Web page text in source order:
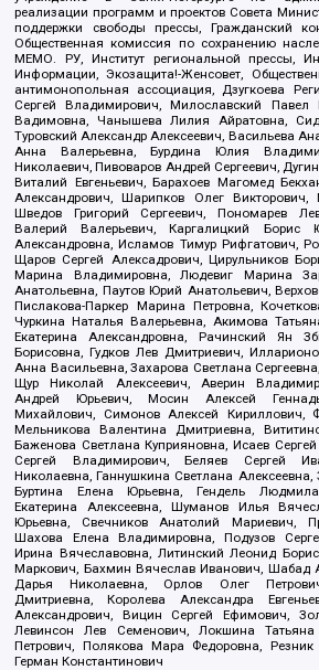
реализации программ и проектов Совета
поддержки свободы прессы, Гражданский
Общественная комиссия по сохранению
МЕМО. РУ, Институт региональной прессы,
Информации, Экозащита!-Женсовет,
антимонопольная ассоциация, Дзугкоева
Сергей Владимирович, Милославский
Вадимовна, Чанышева Лилия Айратовна,
Туровский Александр Алексеевич, Васильева
Анна Валерьевна, Бурдина Юлия
Николаевич, Пивоваров Андрей Сергеевич,
Виталий Евгеньевич, Барахоев Магомед
Александрович, Шарипков Олег
Шведов Григорий Сергеевич, Пономарев
Валерий Валерьевич, Каргалицкий Борис
Александровна, Исламов Тимур Рифгатович,
Щаров Сергей Алексадрович, Цирульников
Марина Владимировна, Людевиг Марина
Анатольевна, Паутов Юрий Анатольевич,
Пислакова-Паркер Марина Петровна,
Чуркина Наталья Валерьевна, Акимова
Екатерина Александровна, Рачинский Ян
Борисовна, Гудков Лев Дмитриевич,
Анна Васильевна, Захарова Светлана
Щур Николай Алексеевич, Аверин
Андрей Юрьевич, Мосин Алексей
Михайлович, Симонов Алексей Кириллович,
Мельникова Валентина Дмитриевна,
Баженова Светлана Куприяновна, Исаев
Сергей Владимирович, Беляев Сергей
Николаевна, Ганнушкина Светлана
Буртина Елена Юрьевна, Гендель
Екатерина Алексеевна, Шуманов Илья
Юрьевна, Свечников Анатолий Мариевич,
Шахова Елена Владимировна, Подузов
Ирина Вячеславовна, Литинский Леонид
Маркович, Бахмин Вячеслав Иванович, Шабад
Дарья Николаевна, Орлов Олег
Дмитриевна, Королева Александра
Александрович, Вицин Сергей Ефимович,
Левинсон Лев Семенович, Локшина
Петрович, Полякова Мара Федоровна,
Герман Константинович